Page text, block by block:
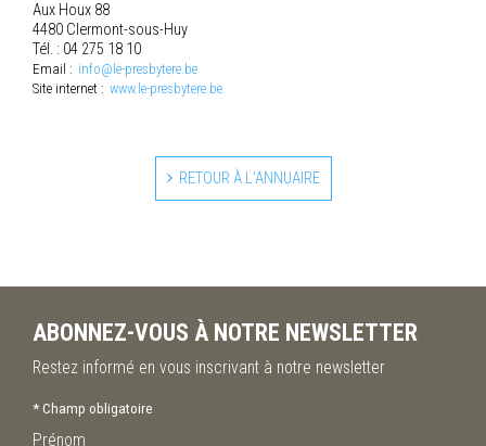
Aux Houx 88
4480 Clermont-sous-Huy
Tél. : 04 275 18 10
Email : info@le-presbytere.be
Site internet : www.le-presbytere.be
RETOUR À L'ANNUAIRE
ABONNEZ-VOUS À NOTRE NEWSLETTER
Restez informé en vous inscrivant à notre newsletter
*Champ obligatoire
Prénom